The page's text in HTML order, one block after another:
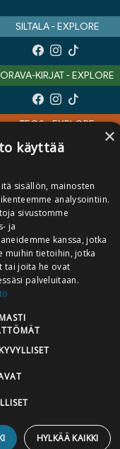
SILTALA - EXPLORE
ORAVA-KIRJAT - EXPLORE
TEOS - EXPLORE
ABOUT US
CATALOGUES
WHAT'S NEW
COMMISSIONED BOOKS
PRESS
SILTALA.FI
AND AUDIOBOOKS
×
käyttää
sisällön, mainosten
analysointiin.
sivustomme
ja
kanssa, jotka
muihin tietoihin, jotka
tai joita he ovat
palveluitaan.
HYLKÄÄ KAIKKI